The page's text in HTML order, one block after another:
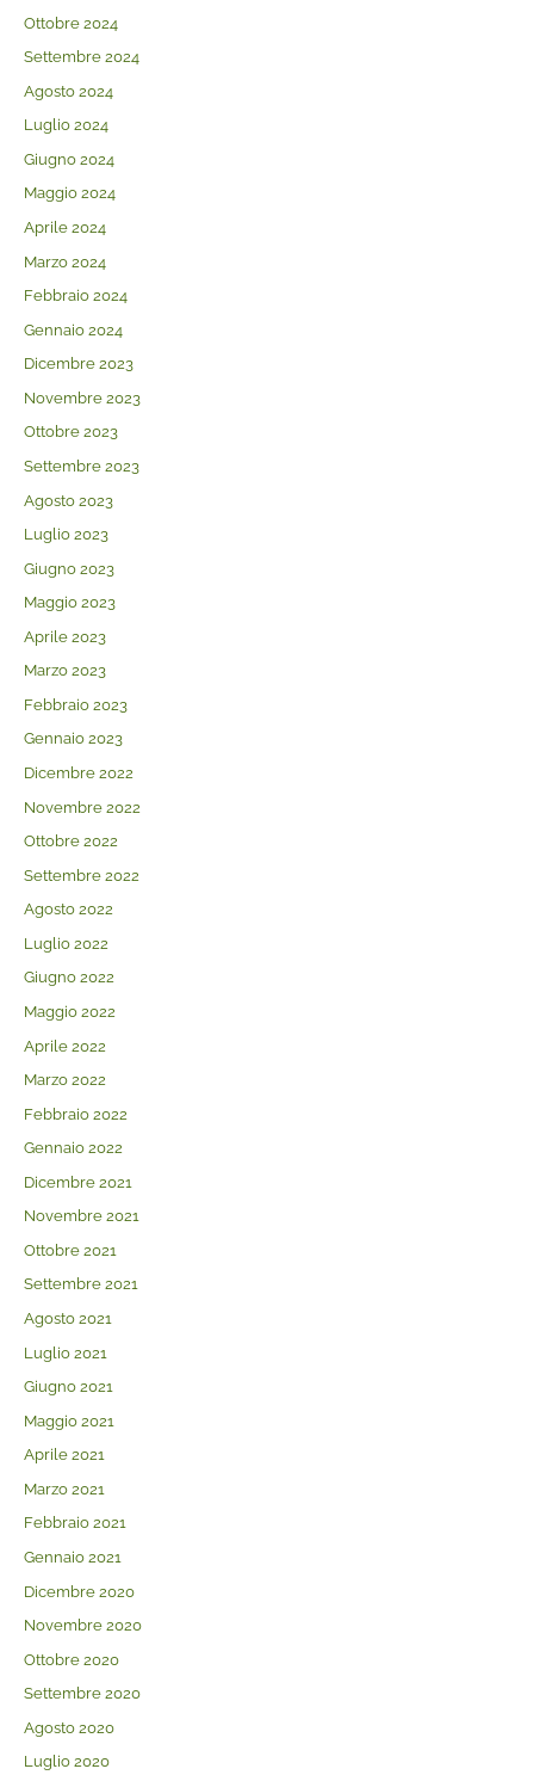
Ottobre 2024
Settembre 2024
Agosto 2024
Luglio 2024
Giugno 2024
Maggio 2024
Aprile 2024
Marzo 2024
Febbraio 2024
Gennaio 2024
Dicembre 2023
Novembre 2023
Ottobre 2023
Settembre 2023
Agosto 2023
Luglio 2023
Giugno 2023
Maggio 2023
Aprile 2023
Marzo 2023
Febbraio 2023
Gennaio 2023
Dicembre 2022
Novembre 2022
Ottobre 2022
Settembre 2022
Agosto 2022
Luglio 2022
Giugno 2022
Maggio 2022
Aprile 2022
Marzo 2022
Febbraio 2022
Gennaio 2022
Dicembre 2021
Novembre 2021
Ottobre 2021
Settembre 2021
Agosto 2021
Luglio 2021
Giugno 2021
Maggio 2021
Aprile 2021
Marzo 2021
Febbraio 2021
Gennaio 2021
Dicembre 2020
Novembre 2020
Ottobre 2020
Settembre 2020
Agosto 2020
Luglio 2020